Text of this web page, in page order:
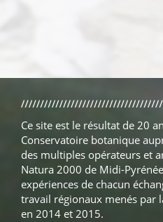
Ce site est le résultat de 20
Conservatoire botanique
des multiples opérateurs et
Natura 2000 de Midi-
expériences de chacun
travail régionaux menés par
en 2014 et 2015.